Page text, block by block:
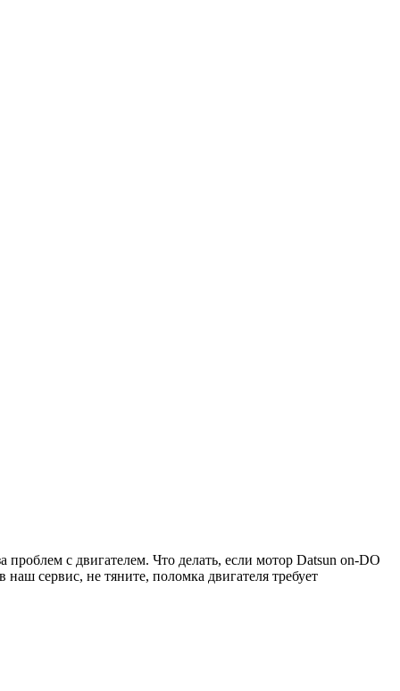
с двигателем. Что делать, если мотор Datsun on-DO
сервис, не тяните, поломка двигателя требует